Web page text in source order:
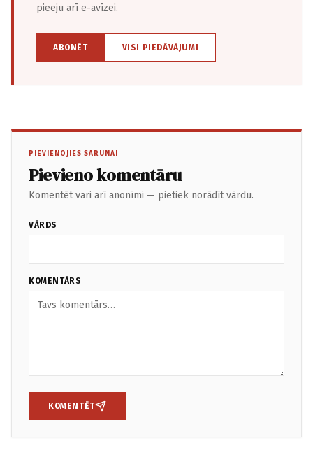
pieeju arī e-avīzei.
ABONĒT VISI PIEDĀVĀJUMI
PIEVIENOJIES SARUNAI
Pievieno komentāru
Komentēt vari arī anonīmi — pietiek norādīt vārdu.
VĀRDS
KOMENTĀRS
KOMENTĒT